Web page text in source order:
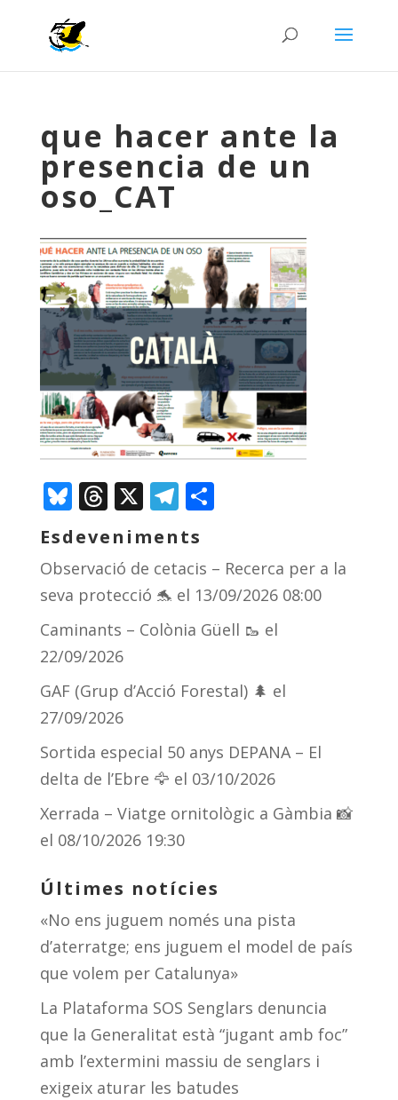
que hacer ante la
presencia de un
oso_CAT
Bluesky
Threads
X Telegram
Comparteix
Esdeveniments
Observació de cetacis – Recerca per a la
seva protecció 🐬 el 13/09/2026 08:00
Caminants – Colònia Güell 🥾 el
22/09/2026
GAF (Grup d’Acció Forestal) 🌲 el
27/09/2026
Sortida especial 50 anys DEPANA – El
delta de l’Ebre 🦅 el 03/10/2026
Xerrada – Viatge ornitològic a Gàmbia 📸
el 08/10/2026 19:30
Últimes notícies
«No ens juguem només una pista
d’aterratge; ens juguem el model de país
que volem per Catalunya»
La Plataforma SOS Senglars denuncia
que la Generalitat està “jugant amb foc”
amb l’extermini massiu de senglars i
exigeix aturar les batudes